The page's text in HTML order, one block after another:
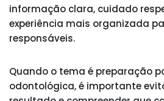
informação clara, cuidado
experiência mais organizada
responsáveis.
Quando o tema é preparação
odontológica, é importante